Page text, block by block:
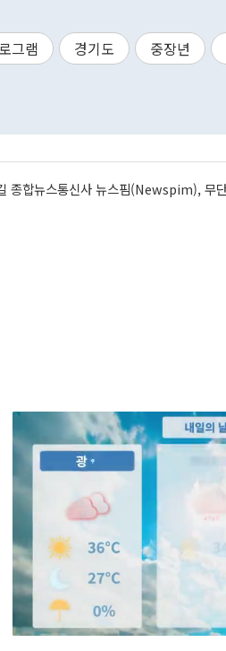
그램 경기도 중장년
종합뉴스통신사 뉴스핌(Newspim), 무